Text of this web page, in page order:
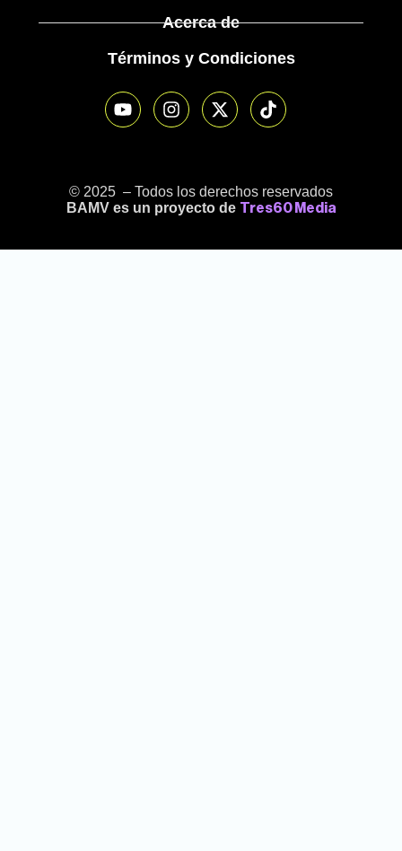
Acerca de
Términos y Condiciones
© 2025 – Todos los derechos reservados
BAMV es un proyecto de Tres60 Media